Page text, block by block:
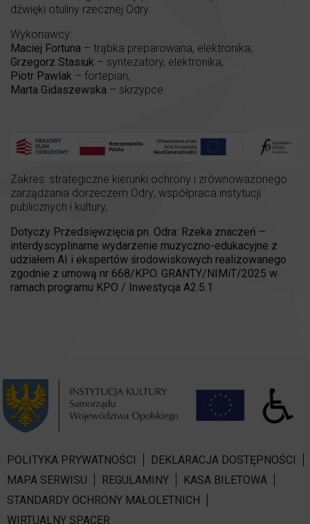
dźwięki otuliny rzecznej Odry.
Wykonawcy:
Maciej Fortuna – trąbka preparowana, elektronika,
Grzegorz Stasiuk – syntezatory, elektronika,
Piotr Pawlak – fortepian,
Marta Gidaszewska – skrzypce.
Zakres: strategiczne kierunki ochrony i zrównoważonego
zarządzania dorzeczem Odry; współpraca instytucji
publicznych i kultury,
Dotyczy Przedsięwzięcia pn. Odra: Rzeka znaczeń –
interdyscyplinarne wydarzenie muzyczno-edukacyjne z
udziałem AI i ekspertów środowiskowych realizowanego
zgodnie z umową nr 668/KPO. GRANTY/NIMiT/2025 w
ramach programu KPO / Inwestycja A2.5.1
POLITYKA PRYWATNOŚCI
DEKLARACJA DOSTĘPNOŚCI
MAPA SERWISU
REGULAMINY
KASA BILETOWA
STANDARDY OCHRONY MAŁOLETNICH
WIRTUALNY SPACER